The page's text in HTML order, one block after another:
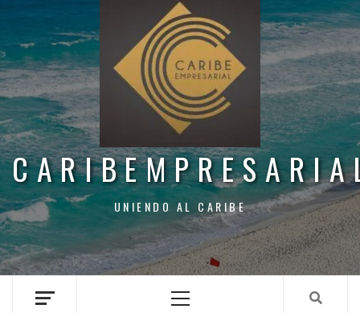
UNIENDO AL CARIBE
Menu